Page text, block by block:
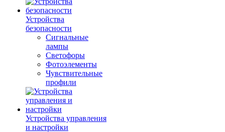
Устройства
безопасности
Сигнальные
лампы
Светофоры
Фотоэлементы
Чувствительные
профили
Устройства управления
и настройки